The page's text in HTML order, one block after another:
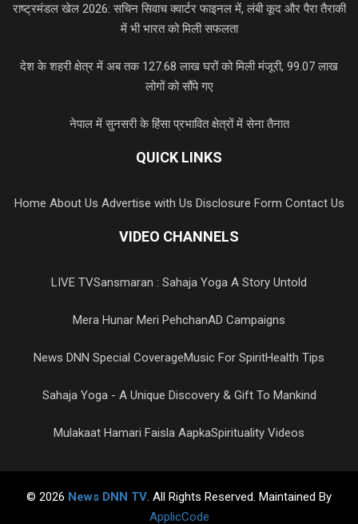
राष्ट्रमंडल खेल 2026: सचिन सिवाच क्वार्टर फाइनल में, लंबी कूद और पैरा तैराकी
में भी भारत को मिली सफलता
देश के शहरी क्षेत्र में अब तक 127.68 लाख घरों को मिली मंजूरी, 99.07 लाख
लोगों को सौंपे गए
नेपाल में सुनसरी के हिंसा प्रभावित क्षेत्रों में सेना तैनात
QUICK LINKS
Home About Us Advertise with Us Disclosure Form Contact Us
VIDEO CHANNELS
LIVE TVSansmaran : Sahaja Yoga A Story Untold
Mera Hunar Meri PehchanAD Campaigns
News DNN Special CoverageMusic For SpiritHealth Tips
Sahaja Yoga - A Unique Discovery & Gift To Mankind
Mulakaat Hamari Faisla AapkaSpirituality Videos
© 2026 News DNN TV. All Rights Reserved. Maintained By
ApplicCode